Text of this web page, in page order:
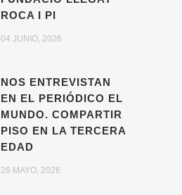
ROCA I PI
04 JUNIO, 2026
NOS ENTREVISTAN
EN EL PERIÓDICO EL
MUNDO. COMPARTIR
PISO EN LA TERCERA
EDAD
26 MAYO, 2026